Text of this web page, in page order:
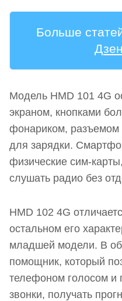
Больше
Модель HMD 101 4G
экраном, кнопками
фонариком, разъемом
для зарядки.
физические сим-
слушать радио без
HMD 102 4G
остальном его
младшей модели. В
помощник, который
телефоном голосом и
звонки, получать